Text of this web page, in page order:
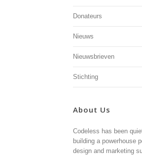
Donateurs
Nieuws
Nieuwsbrieven
Stichting
About Us
Codeless has been
building a powerhouse
design and marketing